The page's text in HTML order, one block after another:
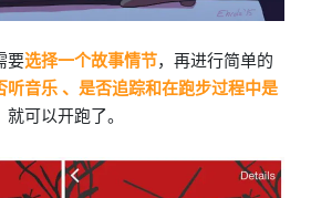
要选择一个故事情节，再进行简单的
听音乐 、是否追踪和在跑步过程中是
就可以开跑了。